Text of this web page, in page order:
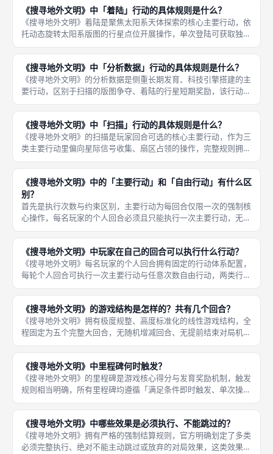
拉高对局
《搜寻地外文明》中「着陆」行动的具体规则是什么？
《搜寻地外文明》着陆是聚焦太阳系天体探索的核心主要行动，依
托动态旋转太阳系版图的行星点位开展操作，单次登陆可获取独一
份行星专属一次性奖励，也是解锁大量里程碑、快速补充样本与痕
迹的关键手段，完美联动本作动态太阳系旋转核心机制，擅长预判
天体位移
《搜寻地外文明》中「分析数据」行动的具体规则是什么？
《搜寻地外文明》的分析数据是侧重长期发育、科技引擎搭建的主
要行动，区别于扫描的版图争夺、着陆的行星短期奖励，该行动核
心作用是转化探索样本、解锁永久科技增益，完善玩家专属科研体
系，稳定提升每回合资源收入与行动效率，是长线高分路线不可或
缺的核心
《搜寻地外文明》中「扫描」行动的具体规则是什么？
《搜寻地外文明》的扫描是玩家回合可选的核心主要行动，作为三
类主要行动里偏向星际信号收集、扇区占领的操作，完整规则拥有
明确的前置条件、执行步骤、资源消耗与结算收益，全程流程标准
化，不存在模糊判定，是成都桌游玩家抢占版图扇区、积累外星痕
迹最常用
《搜寻地外文明》中的「主要行动」和「自由行动」有什么区
别？
首先是执行次数与约束区别，主要行动为每回合仅限一次的强制核
心操作，每名玩家的个人回合必须且只能执行一次主要行动，无法
多执行、无法跳过、无法替换；自由行动为无次数上限、可自由穿
插的辅助操作，玩家可执行零次、一次或多次，可灵活跳过、重复
使用，无
《搜寻地外文明》中玩家在自己的回合可以执行什么行动？
《搜寻地外文明》每名玩家的个人回合拥有固定的行动体系配置，
每轮个人回合可执行一次主要行动与任意次数自由行动，两类行动
分工明确、功能互补，覆盖游戏所有探索、科研、资源、布局玩
法，玩家通过搭配两类行动，完成每一轮的太空探索与策略布局，
是本作回合
《搜寻地外文明》的游戏结构是怎样的？共有几个回合？
《搜寻地外文明》拥有极度规整、高度标准化的线性游戏结构，全
程固定为五个完整大回合，无随机增减回合、无提前结束对局机
制，五回合全部完成后直接进入终局计分，决出最终胜负。每一个
大回合拥有统一的双层标准结构，分为玩家行动阶段与全局结算阶
段，流程不
《搜寻地外文明》中里程碑何时触发？
《搜寻地外文明》的里程碑是游戏核心得分与发育奖励机制，触发
规则相当明确，所有里程碑均遵循「满足条件即时触发、单次操作
单次结算、无延后批量结算」的官方标准规则，只要玩家的对局操
作达成对应里程碑的解锁条件，会立刻触发并完成奖励结算，无需
等待回合
《搜寻地外文明》中哪些效果是必须执行、不能跳过的？
《搜寻地外文明》拥有严格的强制结算规则，官方明确划定了多类
必须完整执行、绝对不能主动跳过或放弃的对局效果，这类效果贯